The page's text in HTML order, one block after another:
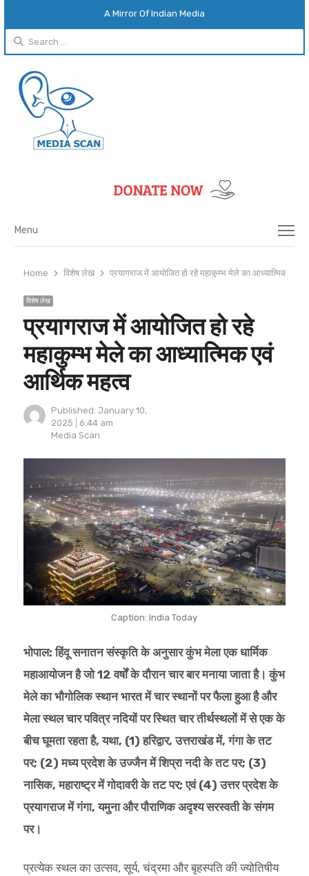
A Mirror Of Indian Media
Search
for:
Menu
Menu
Home विशेष लेख प्रयागराज में आयोजित हो रहे महाकुम्भ मेले का आध्यात्मिक एवं
विशेष लेख
प्रयागराज में आयोजित हो रहे
महाकुम्भ मेले का आध्यात्मिक एवं
आर्थिक महत्व
Published: January 10,
2025
6:44 am
Author
Media Scan
Caption: India Today
भोपाल: हिंदू सनातन संस्कृति के अनुसार कुंभ मेला एक धार्मिक
महाआयोजन है जो 12 वर्षों के दौरान चार बार मनाया जाता है। कुंभ
मेले का भौगोलिक स्थान भारत में चार स्थानों पर फैला हुआ है और
मेला स्थल चार पवित्र नदियों पर स्थित चार तीर्थस्थलों में से एक के
बीच घूमता रहता है, यथा, (1) हरिद्वार, उत्तराखंड में, गंगा के तट
पर; (2) मध्य प्रदेश के उज्जैन में शिप्रा नदी के तट पर; (3)
नासिक, महाराष्ट्र में गोदावरी के तट पर; एवं (4) उत्तर प्रदेश के
प्रयागराज में गंगा, यमुना और पौराणिक अदृश्य सरस्वती के संगम
पर।
प्रत्येक स्थल का उत्सव, सूर्य, चंद्रमा और बृहस्पति की ज्योतिषीय